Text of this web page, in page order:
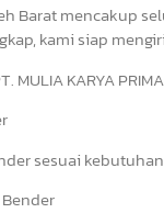
Barat mencakup
kami siap
MULIA KARYA
sesuai